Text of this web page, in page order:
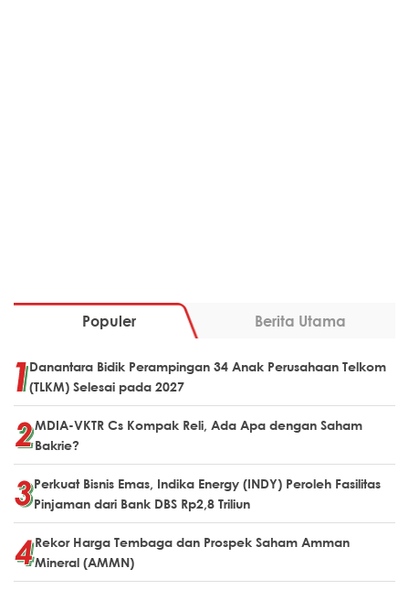
Populer Berita Utama
Danantara Bidik Perampingan 34 Anak Perusahaan Telkom
(TLKM) Selesai pada 2027
MDIA-VKTR Cs Kompak Reli, Ada Apa dengan Saham
Bakrie?
Perkuat Bisnis Emas, Indika Energy (INDY) Peroleh Fasilitas
Pinjaman dari Bank DBS Rp2,8 Triliun
Rekor Harga Tembaga dan Prospek Saham Amman
Mineral (AMMN)